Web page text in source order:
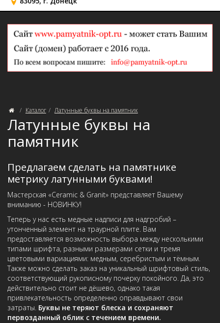
Каталог Латунные буквы на памятник
Латунные буквы на
памятник
Предлагаем сделать на памятнике
метрику латунными буквами!
Мастерская «Ceramic & Granit» представляет Вашему
вниманию - НОВИНКУ!
Теперь у нас есть медные надписи для надгробий –
утонченный элемент на траурной плите. Вам
предоставляется возможность выбора между несколькими
типами шрифта, разными размерами сетки и тремя
цветовыми вариациями: медным, серебристым и тёмным.
Также можно сделать заказ на уникальный шрифтовый стиль,
соответствующий рукописному почерку покойного. Да, это
действительно стоит не дёшево, однако такая
привлекательность определенно оправдывают свои
затраты. Буквы не теряют блеска и сохраняют
первозданный облик с течением времени.